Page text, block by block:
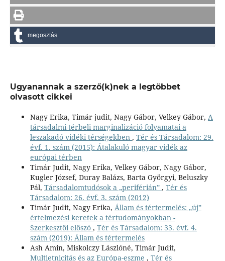
megosztás
Ugyanannak a szerző(k)nek a legtöbbet
olvasott cikkei
Nagy Erika, Timár judit, Nagy Gábor, Velkey Gábor, A
társadalmi-térbeli marginalizáció folyamatai a
leszakadó vidéki térségekben , Tér és Társadalom: 29.
évf. 1. szám (2015): Átalakuló magyar vidék az
európai térben
Timár Judit, Nagy Erika, Velkey Gábor, Nagy Gábor,
Kugler József, Duray Balázs, Barta Györgyi, Beluszky
Pál, Társadalomtudósok a „periférián” , Tér és
Társadalom: 26. évf. 3. szám (2012)
Timár Judit, Nagy Erika, Állam és tértermelés: „új”
értelmezési keretek a tértudományokban -
Szerkesztői előszó , Tér és Társadalom: 33. évf. 4.
szám (2019): Állam és tértermelés
Ash Amin, Miskolczy Lászlóné, Timár Judit,
Multietnicitás és az Európa-eszme , Tér és